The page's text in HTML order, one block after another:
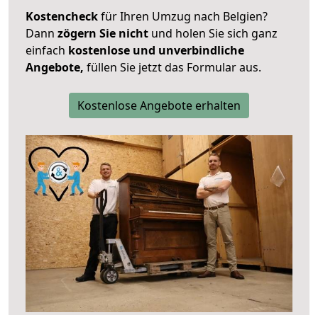
Kostencheckfür Ihren Umzug nach Belgien?
Dann zögern Sie nicht und holen Sie sich ganz
einfach kostenlose und unverbindliche
Angebote, füllen Sie jetzt das Formular aus.
Kostenlose Angebote erhalten